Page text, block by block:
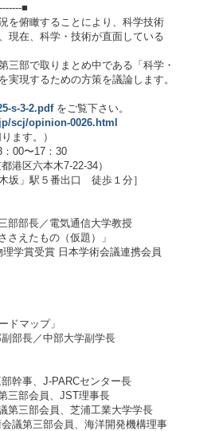
■
を俯瞰することにより、科学技術
現在、科学・技術が直面している
三部で取りまとめ中である「科学・
実現するための方策を議論します。
s-3-2.pdfをご覧下さい。
scj/opinion-0026.html
ます。）
00〜17：30
区六本木7-22-34）
」駅５番出口 徒歩１分］
部長／電気通信大学教授
えたもの（仮題）」
賞 日本学術会議連携会員
マップ」
／中部大学副学長
幹事、J-PARCセンター長
員、JST理事長
員、芝浦工業大学学長
員、海洋開発機構理事